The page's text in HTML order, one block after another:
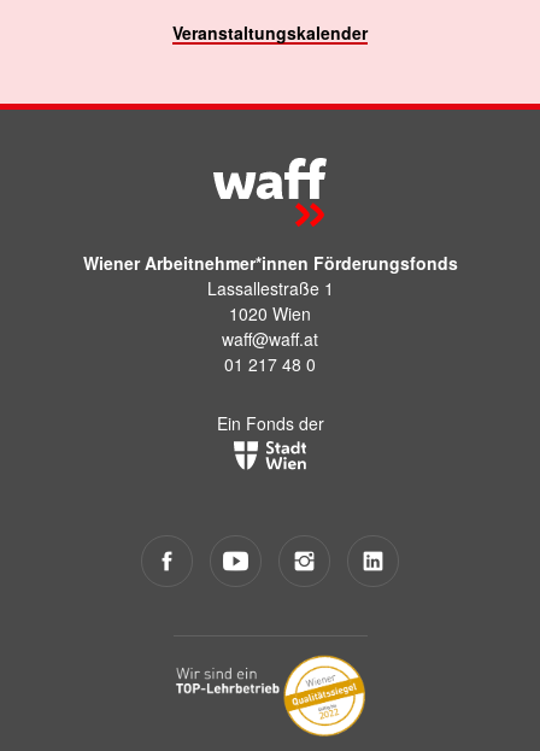
Veranstaltungskalender
Wiener Arbeitnehmer*innen Förderungsfonds
Lassallestraße 1
1020 Wien
waff@waff.at
01 217 48 0
Ein Fonds der